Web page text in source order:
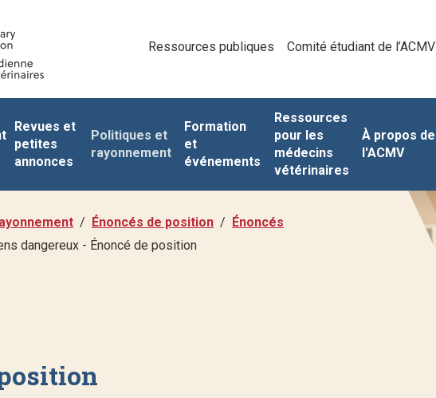
Ressources publiques Comité étudiant de l’ACMV
Revues et
petites
annonces
Politiques et
rayonnement
Formation
et
événements
Ressources
pour les
médecins
vétérinaires
À propos de
l'ACMV
Énoncés de position
Énoncés
dangereux - Énoncé de position